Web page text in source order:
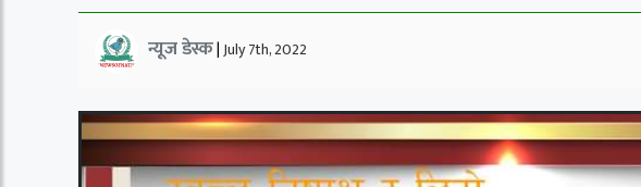
न्यूज डेस्क|July 7th, 2022